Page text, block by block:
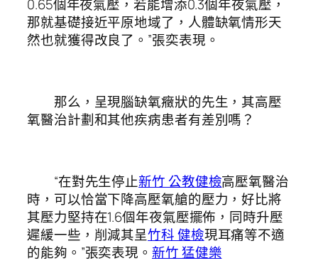
0.65個年夜氣壓，若能增添0.3個年夜氣壓，
那就基礎接近平原地域了，人體缺氧情形天
然也就獲得改良了。”張奕表現。
那么，呈現腦缺氧癥狀的先生，其高壓
氧醫治計劃和其他疾病患者有差別嗎？
“在對先生停止新竹 公教健檢高壓氧醫治
時，可以恰當下降高壓氧艙的壓力，好比將
其壓力堅持在1.6個年夜氣壓擺佈，同時升壓
遲緩一些，削減其呈竹科 健檢現耳痛等不適
的能夠。”張奕表現。 新竹 猛健樂